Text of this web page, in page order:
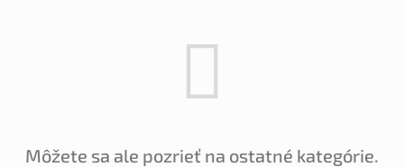
Môžete sa ale pozrieť na ostatné kategórie.